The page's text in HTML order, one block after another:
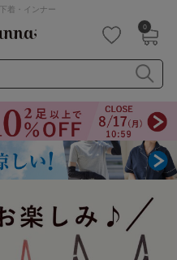
着・インナー
0
ブラ
チューブトップ
グ
キャミソール